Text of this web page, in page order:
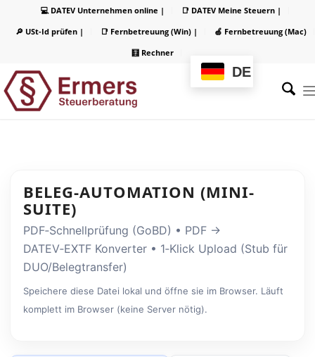
💻 DATEV Unternehmen online |
📑 DATEV Meine Steuern |
🔎 USt-Id prüfen |
📑 Fernbetreuung (Win) |
🍏 Fernbetreuung (Mac)
🧮 Rechner
DE
BELEG-AUTOMATION (MINI-
SUITE)
PDF‑Schnellprüfung (GoBD) • PDF →
DATEV‑EXTF Konverter • 1‑Klick Upload (Stub für
DUO/Belegtransfer)
Speichere diese Datei lokal und öffne sie im Browser. Läuft
komplett im Browser (keine Server nötig).